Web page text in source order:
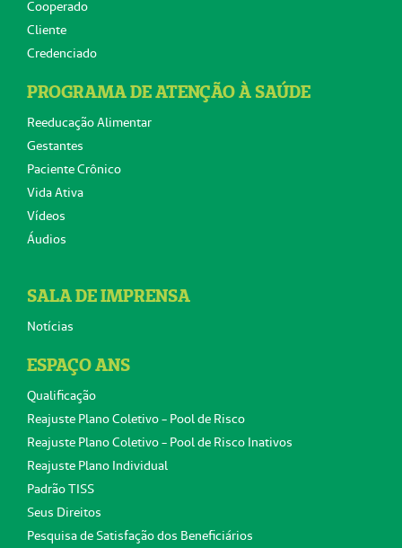
Cooperado
Cliente
Credenciado
PROGRAMA DE ATENÇÃO À SAÚDE
Reeducação Alimentar
Gestantes
Paciente Crônico
Vida Ativa
Vídeos
Áudios
SALA DE IMPRENSA
Notícias
ESPAÇO ANS
Qualificação
Reajuste Plano Coletivo - Pool de Risco
Reajuste Plano Coletivo - Pool de Risco Inativos
Reajuste Plano Individual
Padrão TISS
Seus Direitos
Pesquisa de Satisfação dos Beneficiários